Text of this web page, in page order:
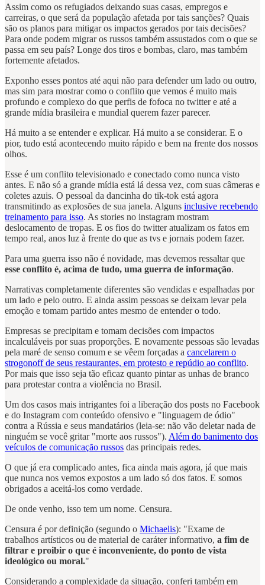
Assim como os refugiados deixando suas casas, empregos e
carreiras, o que será da população afetada por tais sanções? Quais
são os planos para mitigar os impactos gerados por tais decisões?
Para onde podem migrar os russos também assustados com o que se
passa em seu país? Longe dos tiros e bombas, claro, mas também
fortemente afetados.
Exponho esses pontos até aqui não para defender um lado ou outro,
mas sim para mostrar como o conflito que vemos é muito mais
profundo e complexo do que perfis de fofoca no twitter e até a
grande mídia brasileira e mundial querem fazer parecer.
Há muito a se entender e explicar. Há muito a se considerar. E o
pior, tudo está acontecendo muito rápido e bem na frente dos nossos
olhos.
Esse é um conflito televisionado e conectado como nunca visto
antes. E não só a grande mídia está lá dessa vez, com suas câmeras e
coletes azuis. O pessoal da dancinha do tik-tok está agora
transmitindo as explosões de sua janela. Alguns inclusive recebendo
treinamento para isso. As stories no instagram mostram
deslocamento de tropas. E os fios do twitter atualizam os fatos em
tempo real, anos luz à frente do que as tvs e jornais podem fazer.
Para uma guerra isso não é novidade, mas devemos ressaltar que
esse conflito é, acima de tudo, uma guerra de informação.
Narrativas completamente diferentes são vendidas e espalhadas por
um lado e pelo outro. E ainda assim pessoas se deixam levar pela
emoção e tomam partido antes mesmo de entender o todo.
Empresas se precipitam e tomam decisões com impactos
incalculáveis por suas proporções. E novamente pessoas são levadas
pela maré de senso comum e se vêem forçadas a cancelarem o
strogonoff de seus restaurantes, em protesto e repúdio ao conflito.
Por mais que isso seja tão eficaz quanto pintar as unhas de branco
para protestar contra a violência no Brasil.
Um dos casos mais intrigantes foi a liberação dos posts no Facebook
e do Instagram com conteúdo ofensivo e "linguagem de ódio"
contra a Rússia e seus mandatários (leia-se: não vão deletar nada de
ninguém se você gritar "morte aos russos"). Além do banimento dos
veículos de comunicação russos das principais redes.
O que já era complicado antes, fica ainda mais agora, já que mais
que nunca nos vemos expostos a um lado só dos fatos. E somos
obrigados a aceitá-los como verdade.
De onde venho, isso tem um nome. Censura.
Censura é por definição (segundo o Michaelis): "Exame de
trabalhos artísticos ou de material de caráter informativo, a fim de
filtrar e proibir o que é inconveniente, do ponto de vista
ideológico ou moral."
Considerando a complexidade da situação, conferi também em